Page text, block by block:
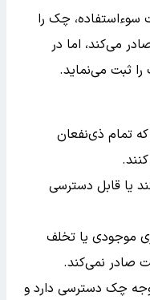
سوء‌استفاده، چک را
می‌کند، اما در
ثبت می‌نماید.
تمام ذی‌نفعان
یا قابل دسترسی
موجودی یا تخلف
صادر نمی‌کند.
وجه چک دسترسی دارد و